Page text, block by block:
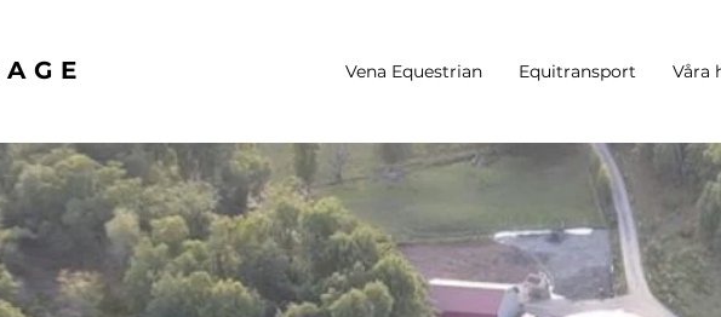
Vena Equestrian Equitransport Våra